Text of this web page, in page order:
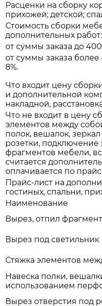
Расценки на сборку
прихожей; детской;
Стоимость сборки
дополнительных работ:
от суммы заказа до
от суммы заказа
8%.
Что входит цену
и дополнительной
накладной,
Что не входит в цену
элементов между
полок, вешалок,
розетки, подключение
фрагментов мебели,
считается
оплачивается по
Прайс-лист на
гостиных, спальни,
Наименование
Вырез, отпил
Вырез под светильник
Стяжка элементов
Навеска полки,
использованием
Вырез отверстия под